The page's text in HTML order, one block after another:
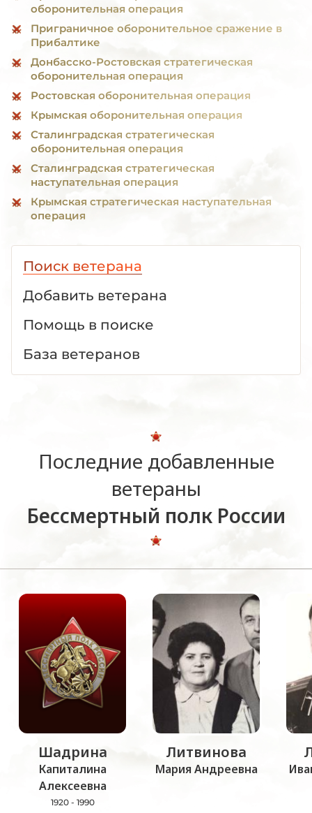
оборонительная операция
Приграничное оборонительное сражение в
Прибалтике
Донбасско-Ростовская стратегическая
оборонительная операция
Ростовская оборонительная операция
Крымская оборонительная операция
Сталинградская стратегическая
оборонительная операция
Сталинградская стратегическая
наступательная операция
Крымская стратегическая наступательная
операция
Поиск ветерана
Добавить ветерана
Помощь в поиске
База ветеранов
Последние добавленные
ветераны
Бессмертный полк России
Шадрина
Капиталина
Алексеевна
1920 - 1990
Литвинова
Мария Андреевна